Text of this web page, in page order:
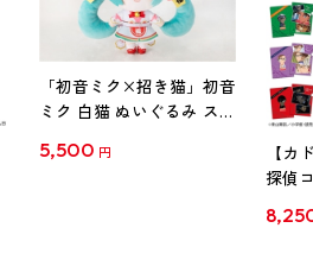
「初音ミク×招き猫」初音
ミク 白猫 ぬいぐるみ スタ
5,500 円
【カ
探偵
クリ